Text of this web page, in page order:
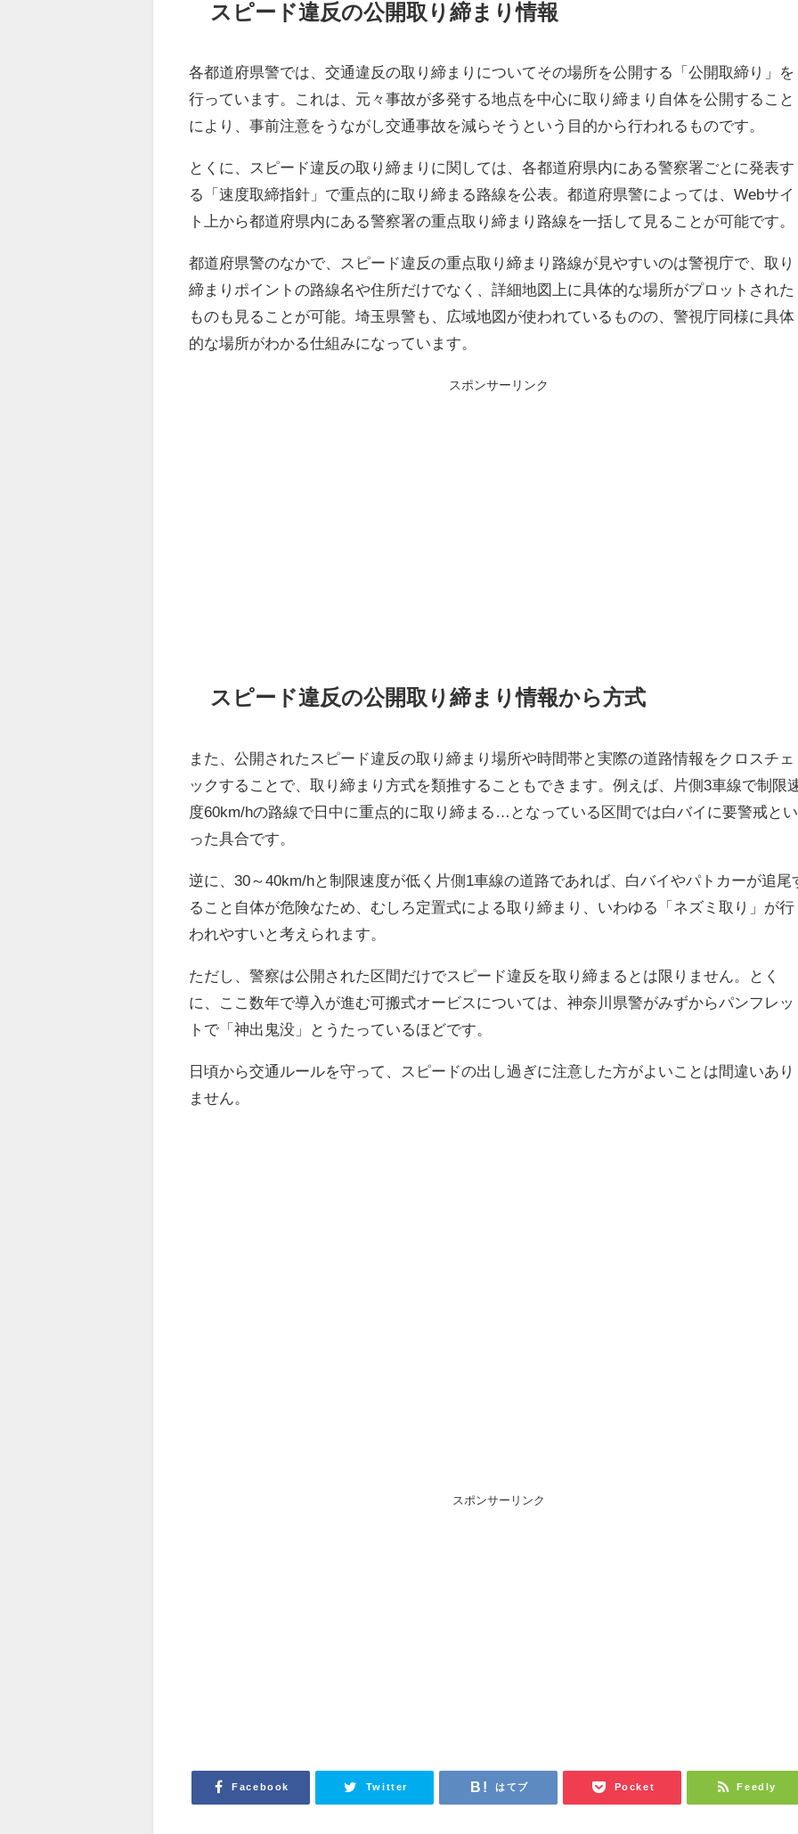
スピード違反の公開取り締まり情報
各都道府県警では、交通違反の取り締まりについてその場所を公開する「公開取締り」を
行っています。これは、元々事故が多発する地点を中心に取り締まり自体を公開すること
により、事前注意をうながし交通事故を減らそうという目的から行われるものです。
とくに、スピード違反の取り締まりに関しては、各都道府県内にある警察署ごとに発表す
る「速度取締指針」で重点的に取り締まる路線を公表。都道府県警によっては、Webサイ
ト上から都道府県内にある警察署の重点取り締まり路線を一括して見ることが可能です。
都道府県警のなかで、スピード違反の重点取り締まり路線が見やすいのは警視庁で、取り
締まりポイントの路線名や住所だけでなく、詳細地図上に具体的な場所がプロットされた
ものも見ることが可能。埼玉県警も、広域地図が使われているものの、警視庁同様に具体
的な場所がわかる仕組みになっています。
スポンサーリンク
スピード違反の公開取り締まり情報から方式
また、公開されたスピード違反の取り締まり場所や時間帯と実際の道路情報をクロスチェ
ックすることで、取り締まり方式を類推することもできます。例えば、片側3車線で制限
度60km/hの路線で日中に重点的に取り締まる…となっている区間では白バイに要警戒とい
った具合です。
逆に、30～40km/hと制限速度が低く片側1車線の道路であれば、白バイやパトカーが追尾
ること自体が危険なため、むしろ定置式による取り締まり、いわゆる「ネズミ取り」が行
われやすいと考えられます。
ただし、警察は公開された区間だけでスピード違反を取り締まるとは限りません。とく
に、ここ数年で導入が進む可搬式オービスについては、神奈川県警がみずからパンフレッ
トで「神出鬼没」とうたっているほどです。
日頃から交通ルールを守って、スピードの出し過ぎに注意した方がよいことは間違いあり
ません。
スポンサーリンク
Facebook Twitter はてブ Pocket Feedly